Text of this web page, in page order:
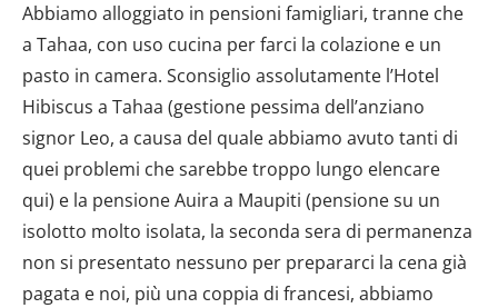
Abbiamo alloggiato in pensioni famigliari, tranne che
a Tahaa, con uso cucina per farci la colazione e un
pasto in camera. Sconsiglio assolutamente l’Hotel
Hibiscus a Tahaa (gestione pessima dell’anziano
signor Leo, a causa del quale abbiamo avuto tanti di
quei problemi che sarebbe troppo lungo elencare
qui) e la pensione Auira a Maupiti (pensione su un
isolotto molto isolata, la seconda sera di permanenza
non si presentato nessuno per prepararci la cena già
pagata e noi, più una coppia di francesi, abbiamo